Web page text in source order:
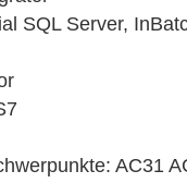
SQL Server,
AC31